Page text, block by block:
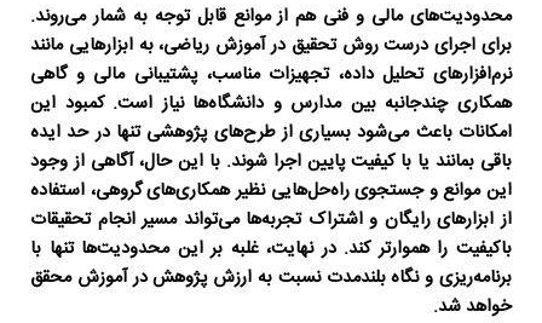
محدودیت‌های مالی و فنی هم از موانع قابل توجه به شمار می‌روند.
برای اجرای درستروش تحقیق در آموزش ریاضی، به ابزارهایی مانند
نرم‌افزارهای تحلیل داده، تجهیزات مناسب، پشتیبانی مالی و گاهی
همکاری چندجانبه بین مدارس و دانشگاه‌ها نیاز است. کمبود این
امکانات باعث می‌شود بسیاری از طرح‌های پژوهشی تنها در حد ایده
باقی بمانند یا با کیفیت پایین اجرا شوند. با این حال، آگاهی از وجود
این موانع و جستجوی راه‌حل‌هایی نظیر همکاری‌های گروهی، استفاده
از ابزارهای رایگان و اشتراک تجربه‌ها می‌تواند مسیر انجام تحقیقات
باکیفیت را هموارتر کند. در نهایت، غلبه بر این محدودیت‌ها تنها با
برنامه‌ریزی و نگاه بلندمدت نسبت به ارزش پژوهش در آموزش محقق
خواهد شد.